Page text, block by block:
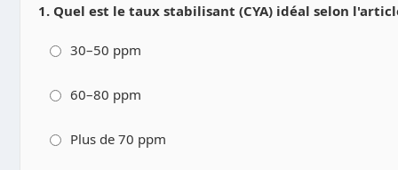
1. Quel est le taux stabilisant (CYA) idéal selon
30–50 ppm
60–80 ppm
Plus de 70 ppm